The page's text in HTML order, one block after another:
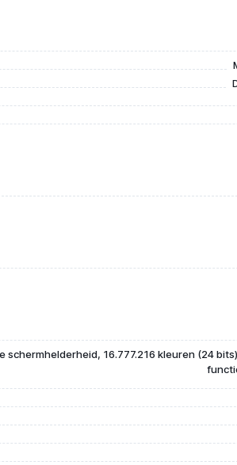
schermhelderheid, 16.777.216 kleuren (24